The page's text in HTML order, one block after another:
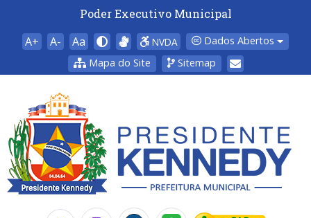
Poder Executivo Municipal
A+ A- Aa NVDA
Dados Abertos
Mapa do Site
Sitemap